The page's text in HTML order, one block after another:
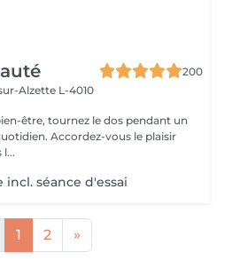
200
Alzette L-4010
être, tournez le dos pendant un
vous le plaisir
séance d'essai
1 2 »